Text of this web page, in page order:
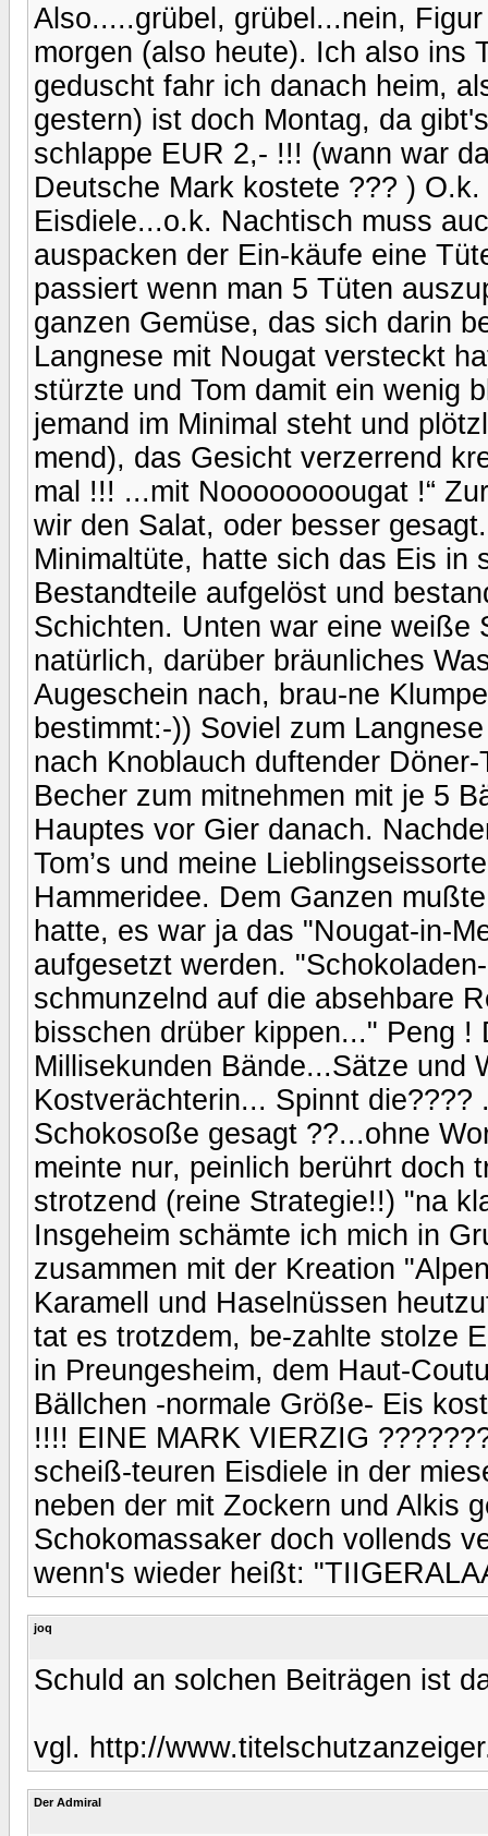
Also.....grübel, grübel...nein,
morgen (also heute). Ich also ins
geduscht fahr ich danach heim,
gestern) ist doch Montag, da
schlappe EUR 2,- !!! (wann war
Deutsche Mark kostete ??? )
Eisdiele...o.k. Nachtisch muss
auspacken der Ein-käufe eine
passiert wenn man 5 Tüten
ganzen Gemüse, das sich darin
Langnese mit Nougat versteckt
stürzte und Tom damit ein wenig
jemand im Minimal steht und
mend), das Gesicht verzerrend
mal !!! ...mit Noooooooougat !“
wir den Salat, oder besser
Minimaltüte, hatte sich das Eis in
Bestandteile aufgelöst und
Schichten. Unten war eine weiße
natürlich, darüber bräunliches
Augeschein nach, brau-ne
bestimmt:-)) Soviel zum
nach Knoblauch duftender
Becher zum mitnehmen mit je 5
Hauptes vor Gier danach.
Tom’s und meine
Hammeridee. Dem Ganzen
hatte, es war ja das "Nougat-in-
aufgesetzt werden.
schmunzelnd auf die absehbare
bisschen drüber kippen..." Peng
Millisekunden Bände...Sätze und
Kostverächterin... Spinnt
Schokosoße gesagt ??...ohne
meinte nur, peinlich berührt doch
strotzend (reine Strategie!!) "na
Insgeheim schämte ich mich in
zusammen mit der Kreation
Karamell und Haselnüssen
tat es trotzdem, be-zahlte stolze
in Preungesheim, dem Haut-
Bällchen -normale Größe- Eis
!!!! EINE MARK VIERZIG
scheiß-teuren Eisdiele in der
neben der mit Zockern und Alkis
Schokomassaker doch vollends
wenn's wieder heißt:
joq
Schuld an solchen Beiträgen ist
vgl. http://
Der Admiral